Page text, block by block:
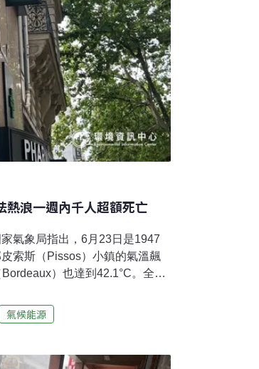
熱浪一週內千人超額死亡
氣象局指出，6月23日是1947
索斯（Pissos）小鎮的氣溫飆
）也達到42.1°C。全國
紀錄以來最嚴重的一次。法國公
法國「超額死亡」人數至少已
暑。地方官員建議民眾盡可能
氣候能源